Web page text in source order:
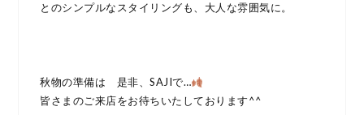
とのシンプルなスタイリングも、大人な雰囲気に。
秋物の準備は 是非、SAJIで…
皆さまのご来店をお待ちいたしております^^